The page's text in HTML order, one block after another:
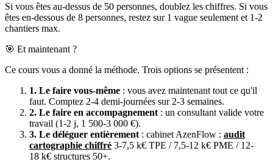
Si vous êtes au-dessus de 50 personnes, doublez les chiffres. Si vous
êtes en-dessous de 8 personnes, restez sur 1 vague seulement et 1-2
chantiers max.
🎯 Et maintenant ?
Ce cours vous a donné la méthode. Trois options se présentent :
1. Le faire vous-même : vous avez maintenant tout ce qu'il
faut. Comptez 2-4 demi-journées sur 2-3 semaines.
2. Le faire en accompagnement : un consultant valide votre
travail (1-2 j, 1 500-3 000 €).
3. Le déléguer entièrement : cabinet AzenFlow : audit
cartographie chiffré 3-7,5 k€ TPE / 7,5-12 k€ PME / 12-
18 k€ structures 50+.